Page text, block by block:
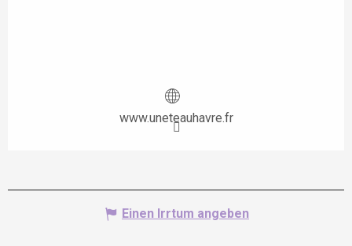
www.uneteauhavre.fr
Einen Irrtum angeben